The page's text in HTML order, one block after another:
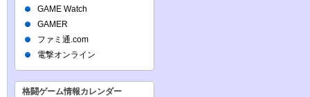
GAME Watch
GAMER
ファミ通.com
電撃オンライン
格闘ゲーム情報カレンダー